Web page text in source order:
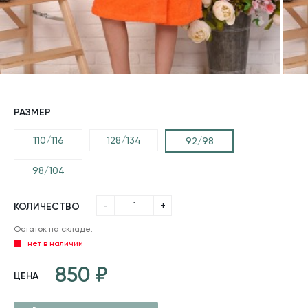
РАЗМЕР
110/116 128/134 92/98
98/104
КОЛИЧЕСТВО - +
Остаток на складе:
нет в наличии
ЦЕНА 850